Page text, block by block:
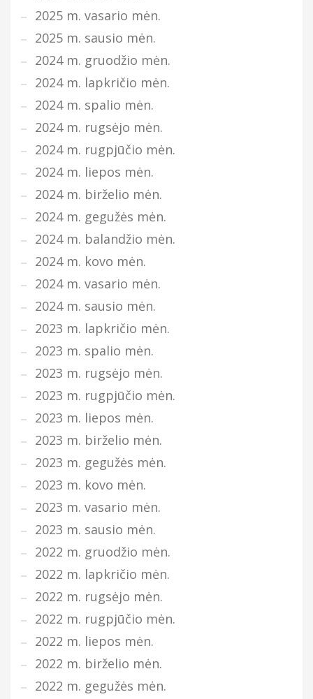
2025 m. vasario mėn.
2025 m. sausio mėn.
2024 m. gruodžio mėn.
2024 m. lapkričio mėn.
2024 m. spalio mėn.
2024 m. rugsėjo mėn.
2024 m. rugpjūčio mėn.
2024 m. liepos mėn.
2024 m. birželio mėn.
2024 m. gegužės mėn.
2024 m. balandžio mėn.
2024 m. kovo mėn.
2024 m. vasario mėn.
2024 m. sausio mėn.
2023 m. lapkričio mėn.
2023 m. spalio mėn.
2023 m. rugsėjo mėn.
2023 m. rugpjūčio mėn.
2023 m. liepos mėn.
2023 m. birželio mėn.
2023 m. gegužės mėn.
2023 m. kovo mėn.
2023 m. vasario mėn.
2023 m. sausio mėn.
2022 m. gruodžio mėn.
2022 m. lapkričio mėn.
2022 m. rugsėjo mėn.
2022 m. rugpjūčio mėn.
2022 m. liepos mėn.
2022 m. birželio mėn.
2022 m. gegužės mėn.